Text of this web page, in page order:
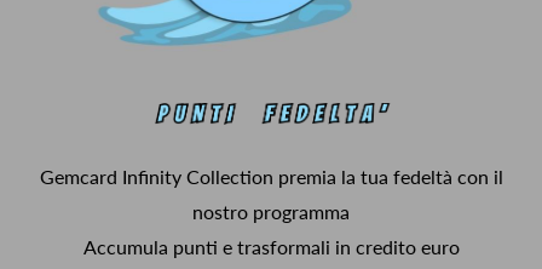
Gemcard Infinity Collection premia la tua fedeltà con il
nostro programma
Accumula punti e trasformali in credito euro